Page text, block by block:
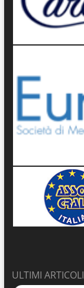
ULTIMI ARTICOLI